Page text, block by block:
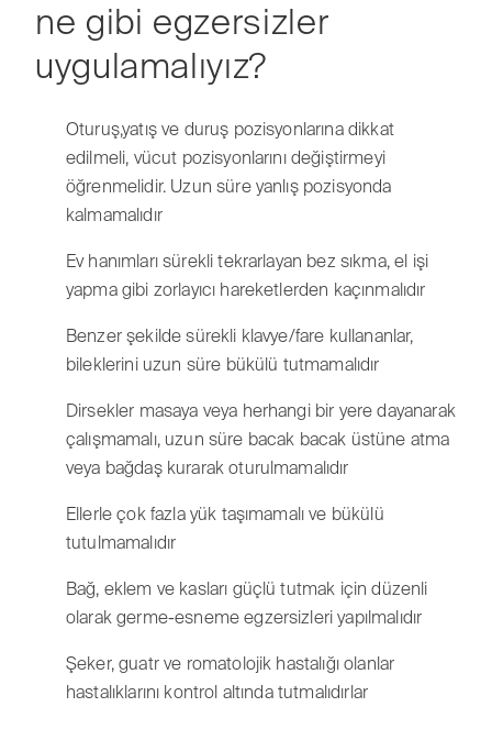
ne gibi egzersizler
uygulamalıyız?
Oturuş,yatış ve duruş pozisyonlarına dikkat
edilmeli, vücut pozisyonlarını değiştirmeyi
öğrenmelidir. Uzun süre yanlış pozisyonda
kalmamalıdır
Ev hanımları sürekli tekrarlayan bez sıkma, el işi
yapma gibi zorlayıcı hareketlerden kaçınmalıdır
Benzer şekilde sürekli klavye/fare kullananlar,
bileklerini uzun süre bükülü tutmamalıdır
Dirsekler masaya veya herhangi bir yere dayanarak
çalışmamalı, uzun süre bacak bacak üstüne atma
veya bağdaş kurarak oturulmamalıdır
Ellerle çok fazla yük taşımamalı ve bükülü
tutulmamalıdır
Bağ, eklem ve kasları güçlü tutmak için düzenli
olarak germe-esneme egzersizleri yapılmalıdır
Şeker, guatr ve romatolojik hastalığı olanlar
hastalıklarını kontrol altında tutmalıdırlar